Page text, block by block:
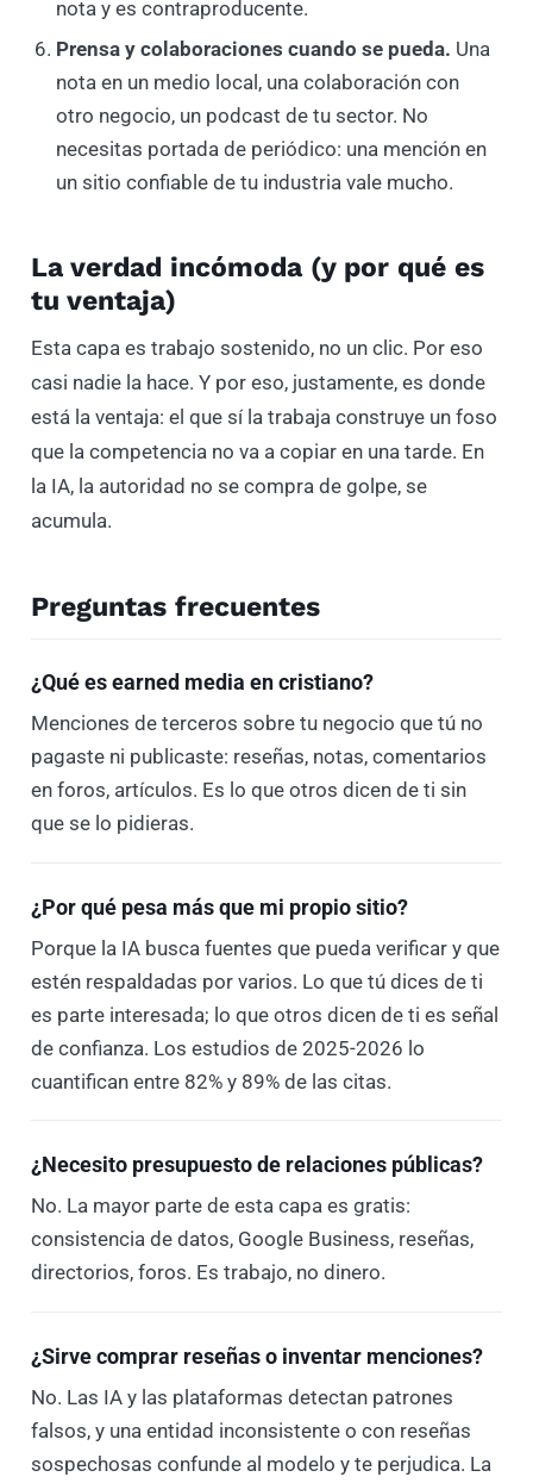
nota y es contraproducente.
Prensa y colaboraciones cuando se pueda. Una
nota en un medio local, una colaboración con
otro negocio, un podcast de tu sector. No
necesitas portada de periódico: una mención en
un sitio confiable de tu industria vale mucho.
La verdad incómoda (y por qué es
tu ventaja)
Esta capa es trabajo sostenido, no un clic. Por eso
casi nadie la hace. Y por eso, justamente, es donde
está la ventaja: el que sí la trabaja construye un foso
que la competencia no va a copiar en una tarde. En
la IA, la autoridad no se compra de golpe, se
acumula.
Preguntas frecuentes
¿Qué es earned media en cristiano?
Menciones de terceros sobre tu negocio que tú no
pagaste ni publicaste: reseñas, notas, comentarios
en foros, artículos. Es lo que otros dicen de ti sin
que se lo pidieras.
¿Por qué pesa más que mi propio sitio?
Porque la IA busca fuentes que pueda verificar y que
estén respaldadas por varios. Lo que tú dices de ti
es parte interesada; lo que otros dicen de ti es señal
de confianza. Los estudios de 2025-2026 lo
cuantifican entre 82% y 89% de las citas.
¿Necesito presupuesto de relaciones públicas?
No. La mayor parte de esta capa es gratis:
consistencia de datos, Google Business, reseñas,
directorios, foros. Es trabajo, no dinero.
¿Sirve comprar reseñas o inventar menciones?
No. Las IA y las plataformas detectan patrones
falsos, y una entidad inconsistente o con reseñas
sospechosas confunde al modelo y te perjudica. La